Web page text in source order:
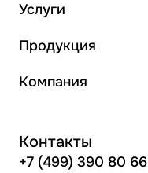
Услуги
Продукция
Компания
Контакты
+7 (499) 390 80 66